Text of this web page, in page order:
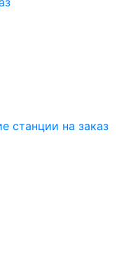
станции на заказ